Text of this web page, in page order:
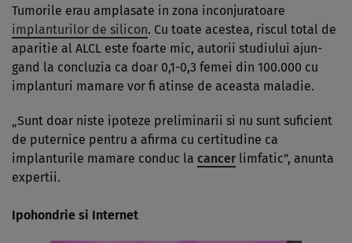
Tumorile erau amplasate in zona inconjuratoare
implanturilor de silicon. Cu toate acestea, riscul total de
aparitie al ALCL este foarte mic, autorii studiului ajun­
gand la concluzia ca doar 0,1-0,3 femei din 100.000 cu
implanturi mamare vor fi atinse de aceasta maladie.
„Sunt doar nis­te ipoteze preliminarii si nu sunt suficient
de puternice pentru a afirma cu certitu­dine ca
implanturile mamare conduc la cancerlimfatic”, anunta
expertii.
Ipohondrie si Internet